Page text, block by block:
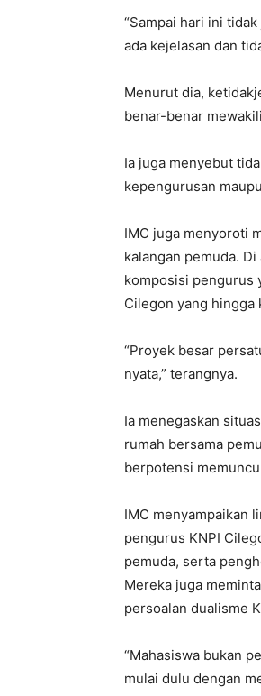
“Sampai hari ini
ada kejelasan dan
Menurut dia,
benar-benar
Ia juga menyebut
kepengurusan
IMC juga menyoroti
kalangan pemuda.
komposisi pengurus
Cilegon yang hingga
“Proyek besar
nyata,” terangnya.
Ia menegaskan
rumah bersama
berpotensi
IMC menyampaikan
pengurus KNPI
pemuda, serta
Mereka juga
persoalan dualisme
“Mahasiswa bukan
mulai dulu dengan